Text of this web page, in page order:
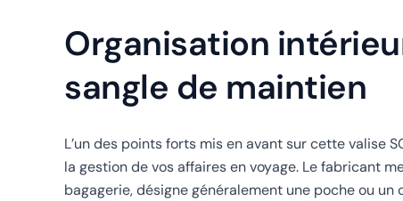
Organisation
sangle de maintien
L’un des points forts mis en avant sur cette valise
la gestion de vos affaires en voyage. Le fabricant
bagagerie, désigne généralement une poche ou